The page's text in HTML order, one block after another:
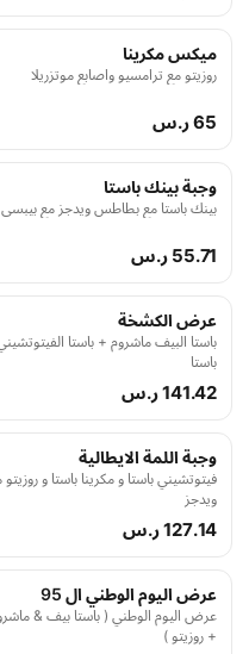
ميكس مكرينا
روزيتو مع ترامسيو واصابع موتزريلا
65 ر.س
وجبة بينك باستا
بينك باستا مع بطاطس ويدجز مع بيبسي
55.71 ر.س
عرض الكشخة
باستا البيف ماشروم + باستا
باستا
141.42 ر.س
وجبة اللمة الايطالية
فيتوتشيني باستا و مكرينا باستا و
ويدجز
127.14 ر.س
عرض اليوم الوطني ال 95
عرض اليوم الوطني ( باستا بيف &
+ روزيتو )